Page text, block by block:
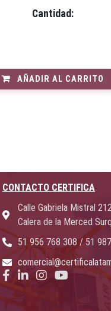
Cantidad:
AÑADIR AL CARRITO
CONTACTO CERTIFICA
Calle Gabriela Mistral
Calera de la Merced
51 956 768 308 / 51